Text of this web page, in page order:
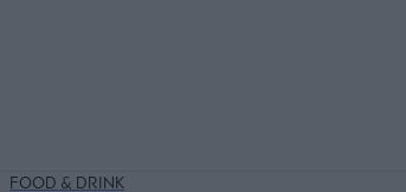
FOOD & DRINK